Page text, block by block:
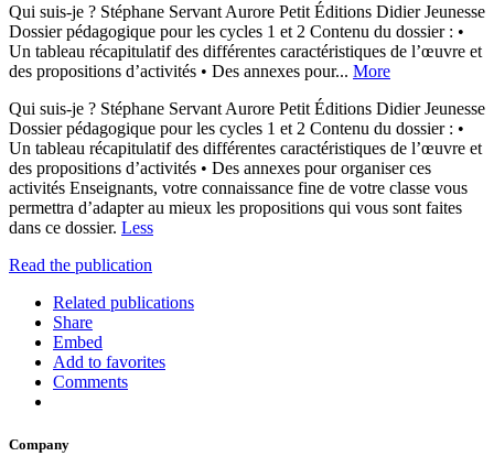
Qui suis-je ? Stéphane Servant Aurore Petit Éditions Didier Jeunesse
Dossier pédagogique pour les cycles 1 et 2 Contenu du dossier : •
Un tableau récapitulatif des différentes caractéristiques de l’œuvre et
des propositions d’activités • Des annexes pour... More
Qui suis-je ? Stéphane Servant Aurore Petit Éditions Didier Jeunesse
Dossier pédagogique pour les cycles 1 et 2 Contenu du dossier : •
Un tableau récapitulatif des différentes caractéristiques de l’œuvre et
des propositions d’activités • Des annexes pour organiser ces
activités Enseignants, votre connaissance fine de votre classe vous
permettra d’adapter au mieux les propositions qui vous sont faites
dans ce dossier. Less
Read the publication
Related publications
Share
Embed
Add to favorites
Comments
Company